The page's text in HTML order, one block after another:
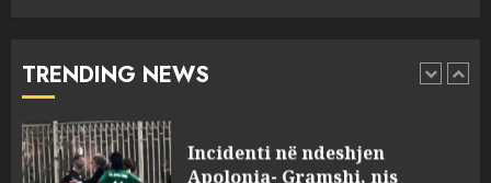
TRENDING NEWS
1
pasuri të pajustifikuar
Incidenti në ndeshjen
Apolonia- Gramshi, nis